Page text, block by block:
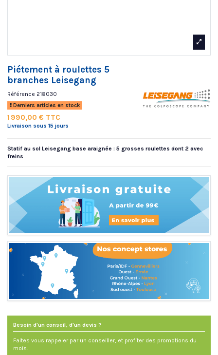
Piétement à roulettes 5
branches Leisegang
Référence 218030
Derniers articles en stock
1 990,00 € TTC
Livraison sous 15 jours
Statif au sol Leisegang base araignée : 5 grosses roulettes dont 2 avec
freins
Besoin d'un conseil, d'un devis ?
Faites vous rappeler par un conseiller, et profiter des promotions du
mois.